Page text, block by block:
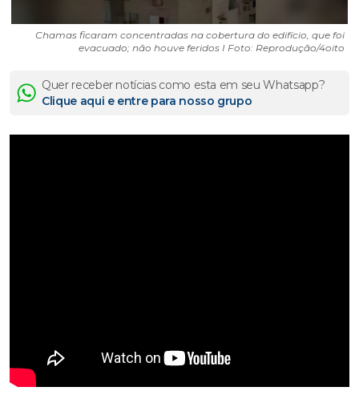
Chamas ficaram concentradas na cobertura do edifício, que foi
evacuado; não houve feridos I Foto: Reprodução/4oito
Quer receber notícias como esta em seu Whatsapp?
Clique aqui e entre para nosso grupo